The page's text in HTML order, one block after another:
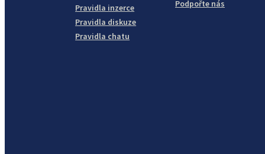
Pravidla inzerce
Pravidla diskuze
Pravidla chatu
Podpořte nás